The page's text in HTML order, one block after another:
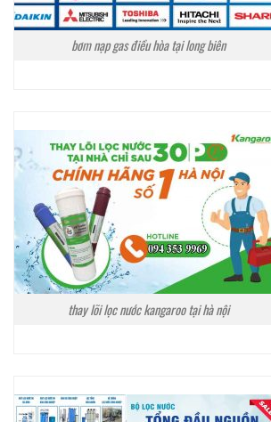
bơm nạp gas điều hòa tại long biên
thay lõi lọc nước kangaroo tại hà nội